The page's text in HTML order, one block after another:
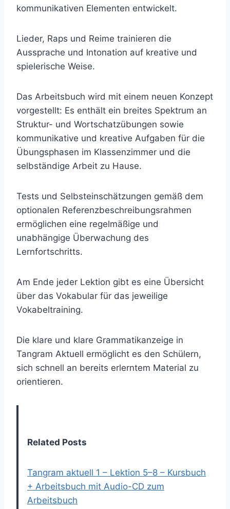
kommunikativen Elementen entwickelt.
Lieder, Raps und Reime trainieren die
Aussprache und Intonation auf kreative und
spielerische Weise.
Das Arbeitsbuch wird mit einem neuen Konzept
vorgestellt: Es enthält ein breites Spektrum an
Struktur- und Wortschatzübungen sowie
kommunikative und kreative Aufgaben für die
Übungsphasen im Klassenzimmer und die
selbständige Arbeit zu Hause.
Tests und Selbsteinschätzungen gemäß dem
optionalen Referenzbeschreibungsrahmen
ermöglichen eine regelmäßige und
unabhängige Überwachung des
Lernfortschritts.
Am Ende jeder Lektion gibt es eine Übersicht
über das Vokabular für das jeweilige
Vokabeltraining.
Die klare und klare Grammatikanzeige in
Tangram Aktuell ermöglicht es den Schülern,
sich schnell an bereits erlerntem Material zu
orientieren.
Related Posts
Tangram aktuell 1 – Lektion 5–8 – Kursbuch
+ Arbeitsbuch mit Audio-CD zum
Arbeitsbuch